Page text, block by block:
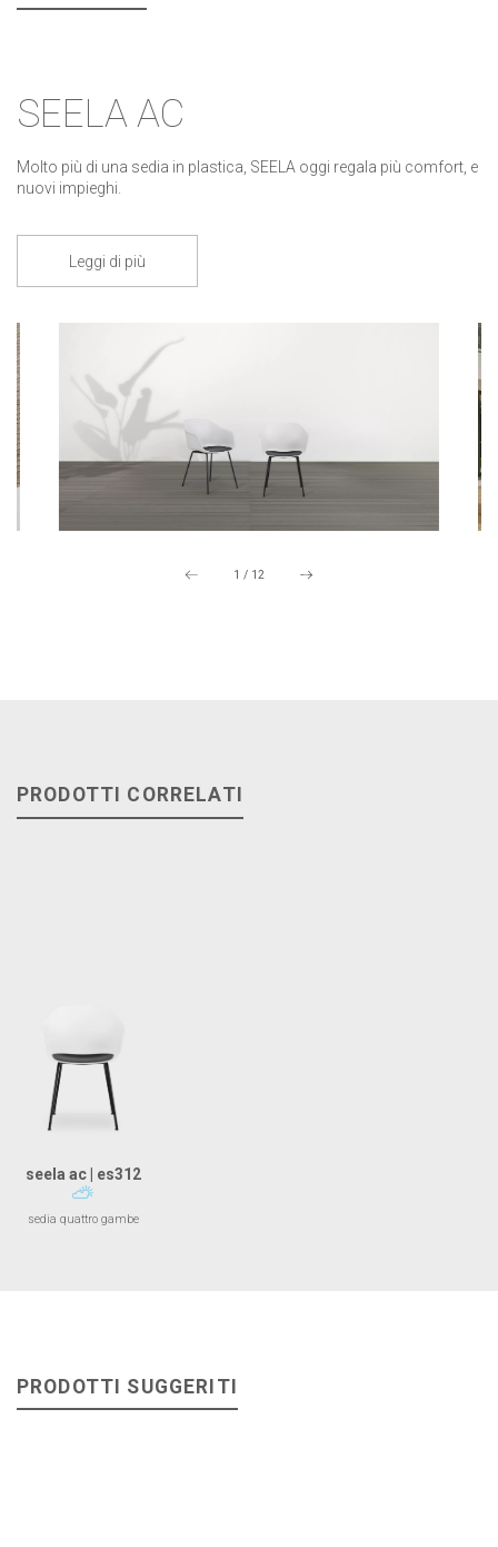
SEELA AC
Molto più di una sedia in plastica, SEELA oggi regala più comfort, e
nuovi impieghi.
Leggi di più
1 / 12
PRODOTTI CORRELATI
seela ac | es312
sedia quattro gambe
PRODOTTI SUGGERITI